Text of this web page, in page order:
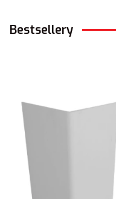
Bestsellery